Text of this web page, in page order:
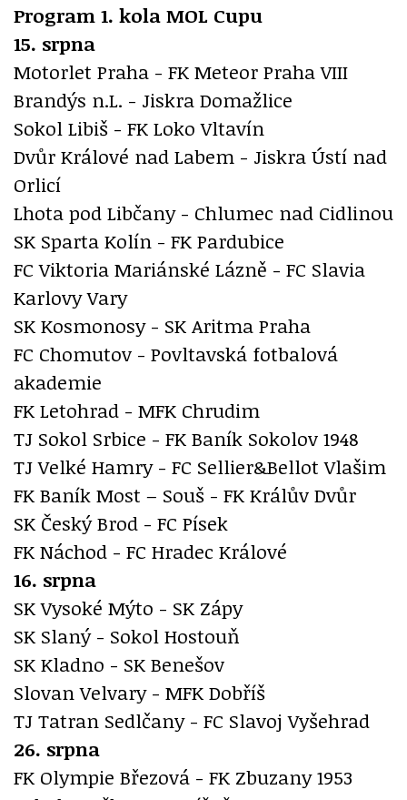
Program 1. kola MOL Cupu
15. srpna
Motorlet Praha - FK Meteor Praha VIII
Brandýs n.L. - Jiskra Domažlice
Sokol Libiš - FK Loko Vltavín
Dvůr Králové nad Labem - Jiskra Ústí nad
Orlicí
Lhota pod Libčany - Chlumec nad Cidlinou
SK Sparta Kolín - FK Pardubice
FC Viktoria Mariánské Lázně - FC Slavia
Karlovy Vary
SK Kosmonosy - SK Aritma Praha
FC Chomutov - Povltavská fotbalová
akademie
FK Letohrad - MFK Chrudim
TJ Sokol Srbice - FK Baník Sokolov 1948
TJ Velké Hamry - FC Sellier&Bellot Vlašim
FK Baník Most – Souš - FK Králův Dvůr
SK Český Brod - FC Písek
FK Náchod - FC Hradec Králové
16. srpna
SK Vysoké Mýto - SK Zápy
SK Slaný - Sokol Hostouň
SK Kladno - SK Benešov
Slovan Velvary - MFK Dobříš
TJ Tatran Sedlčany - FC Slavoj Vyšehrad
26. srpna
FK Olympie Březová - FK Zbuzany 1953